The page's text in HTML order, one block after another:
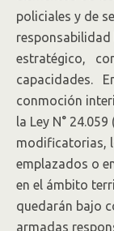
policiales y de
estratégico,
capacidades.
conmoción
la Ley N°
modificatorias,
emplazados o
en el ámbito
quedarán bajo
armadas